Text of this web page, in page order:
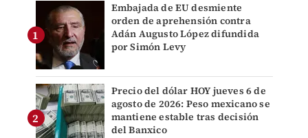
Embajada de EU desmiente
orden de aprehensión contra
Adán Augusto López difundida
por Simón Levy
Precio del dólar HOY jueves 6 de
agosto de 2026: Peso mexicano se
mantiene estable tras decisión
del Banxico